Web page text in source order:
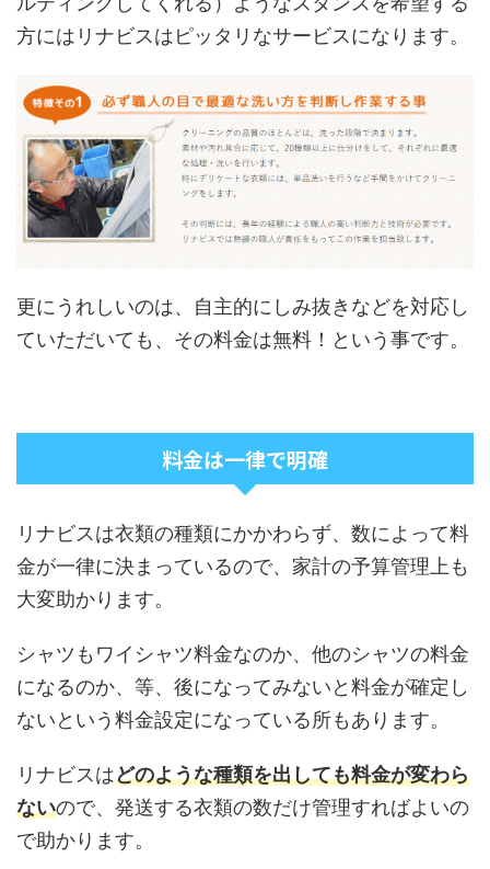
方にはリナビスはピッタリなサービスになります。
更にうれしいのは、自主的にしみ抜きなどを対応し
ていただいても、その料金は無料！という事です。
料金は一律で明確
リナビスは衣類の種類にかかわらず、数によって料
金が一律に決まっているので、家計の予算管理上も
大変助かります。
シャツもワイシャツ料金なのか、他のシャツの料金
になるのか、等、後になってみないと料金が確定し
ないという料金設定になっている所もあります。
リナビスはどのような種類を出しても料金が変わら
ないので、発送する衣類の数だけ管理すればよいの
で助かります。